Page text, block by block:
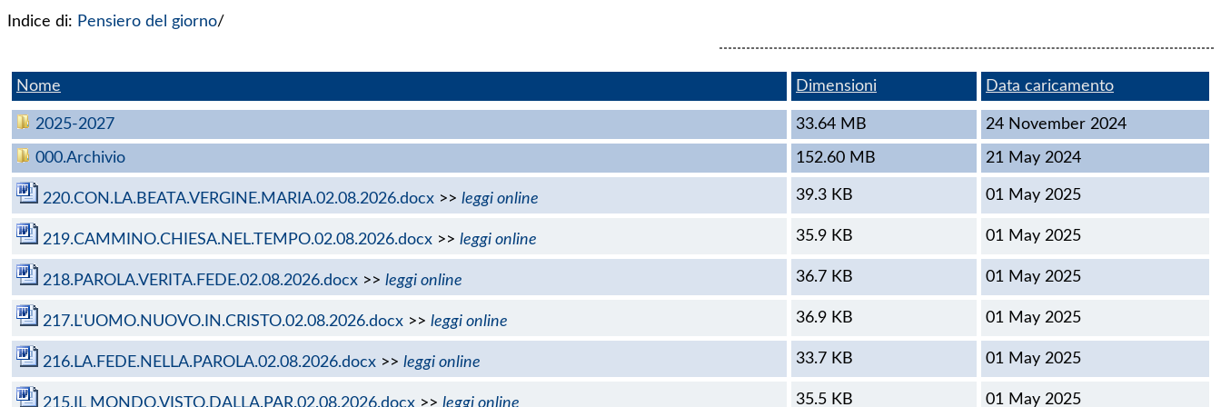
Indice di: Pensiero del giorno/
Nome Dimensioni Data caricamento
2025-2027 33.64 MB 24 November 2024
000.Archivio 152.60 MB 21 May 2024
220.CON.LA.BEATA.VERGINE.MARIA.02.08.2026.docx >> leggi online 39.3 KB 01 May 2025
219.CAMMINO.CHIESA.NEL.TEMPO.02.08.2026.docx >> leggi online 35.9 KB 01 May 2025
218.PAROLA.VERITA.FEDE.02.08.2026.docx >> leggi online 36.7 KB 01 May 2025
217.L'UOMO.NUOVO.IN.CRISTO.02.08.2026.docx >> leggi online 36.9 KB 01 May 2025
216.LA.FEDE.NELLA.PAROLA.02.08.2026.docx >> leggi online 33.7 KB 01 May 2025
215.IL MONDO.VISTO.DALLA.PAR.02.08.2026.docx >> leggi online 35.5 KB 01 May 2025